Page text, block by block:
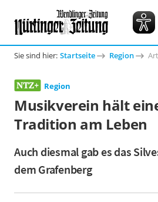
Sie sind hier: Startseite Region
Region
Musikverein hält
Tradition am Leben
Auch diesmal gab es das
dem Grafenberg